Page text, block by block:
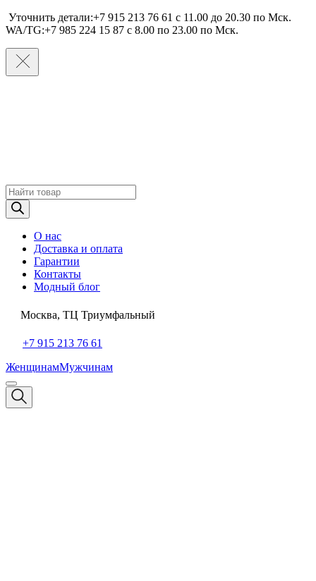
Уточнить детали:+7 915 213 76 61 c 11.00 до 20.30 по Мcк.
WA/TG:+7 985 224 15 87 c 8.00 по 23.00 по Мcк.
Поиск
товаров
О нас
Доставка и оплата
Гарантии
Контакты
Модный блог
Москва, ТЦ Триумфальный
+7 915 213 76 61
ЖенщинамМужчинам